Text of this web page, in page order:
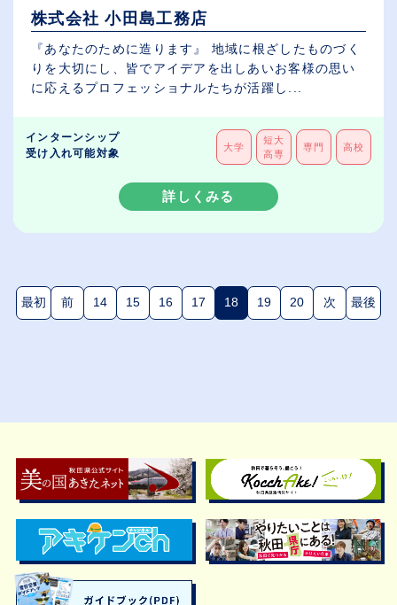
株式会社 小田島工務店
『あなたのために造ります』 地域に根ざしたものづく
りを大切にし、皆でアイデアを出しあいお客様の思い
に応えるプロフェッショナルたちが活躍し...
インターンシップ
受け入れ可能対象
大学
短大
高専
専門 高校
詳しくみる
最初 前 14 15 16 17 18(現在のページ)
19 20 次 最後